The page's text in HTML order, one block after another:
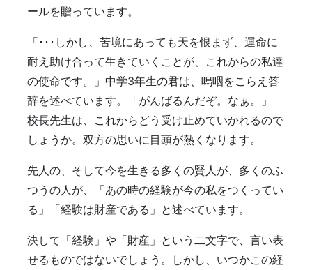
ールを贈っています。
「･･･しかし、苦境にあっても天を恨まず、運命に
耐え助け合って生きていくことが、これからの私達
の使命です。」中学3年生の君は、嗚咽をこらえ答
辞を述べています。「がんばるんだぞ。なぁ。」
校長先生は、これからどう受け止めていかれるので
しょうか。双方の思いに目頭が熱くなります。
先人の、そして今を生きる多くの賢人が、多くのふ
つうの人が、「あの時の経験が今の私をつくってい
る」「経験は財産である」と述べています。
決して「経験」や「財産」という二文字で、言い表
せるものではないでしょう。しかし、いつかこの経